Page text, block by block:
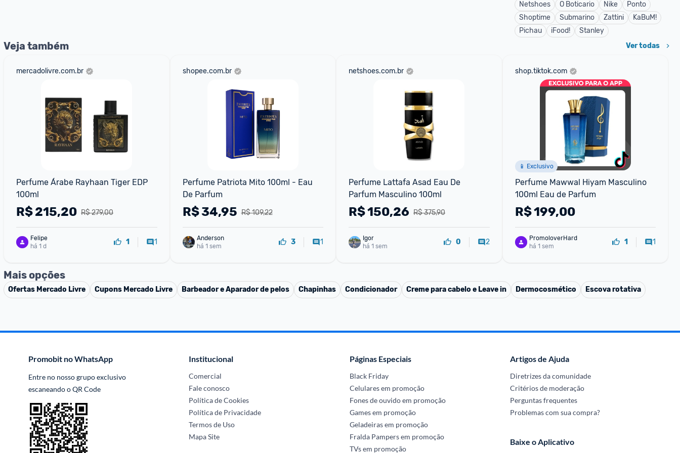
Netshoes
O Boticario Nike
Ponto
Shoptime
Submarino Zattini
KaBuM!
Pichau
iFood! Stanley
Veja também Ver todas
mercadolivre.com.br
Perfume Árabe Rayhaan Tiger EDP
100ml
R$ 279,00
R$215,20
Felipe
há 1 d
1 1
shopee.com.br
Perfume Patriota Mito 100ml - Eau
De Parfum
R$ 109,22
R$34,95
Anderson
há 1 sem
3 1
netshoes.com.br
Perfume Lattafa Asad Eau De
Parfum Masculino 100ml
R$ 375,90
R$150,26
Igor
há 1 sem
0 2
shop.tiktok.com
📱 Exclusivo
Perfume Mawwal Hiyam Masculino
100ml Eau de Parfum
R$199,00
PromoloverHard
há 1 sem
1 1
Mais opções
Ofertas Mercado Livre Cupons Mercado Livre Barbeador e Aparador de pelos Chapinhas Condicionador Creme para cabelo e Leave in Dermocosmético Escova rotativa
Promobit no WhatsApp
Entre no nosso grupo exclusivo
escaneando o QR Code
Institucional
Comercial
Fale conosco
Política de Cookies
Política de Privacidade
Termos de Uso
Mapa Site
Páginas Especiais
Black Friday
Celulares em promoção
Fones de ouvido em promoção
Games em promoção
Geladeiras em promoção
Fralda Pampers em promoção
TVs em promoção
Artigos de Ajuda
Diretrizes da comunidade
Critérios de moderação
Perguntas frequentes
Problemas com sua compra?
Baixe o Aplicativo